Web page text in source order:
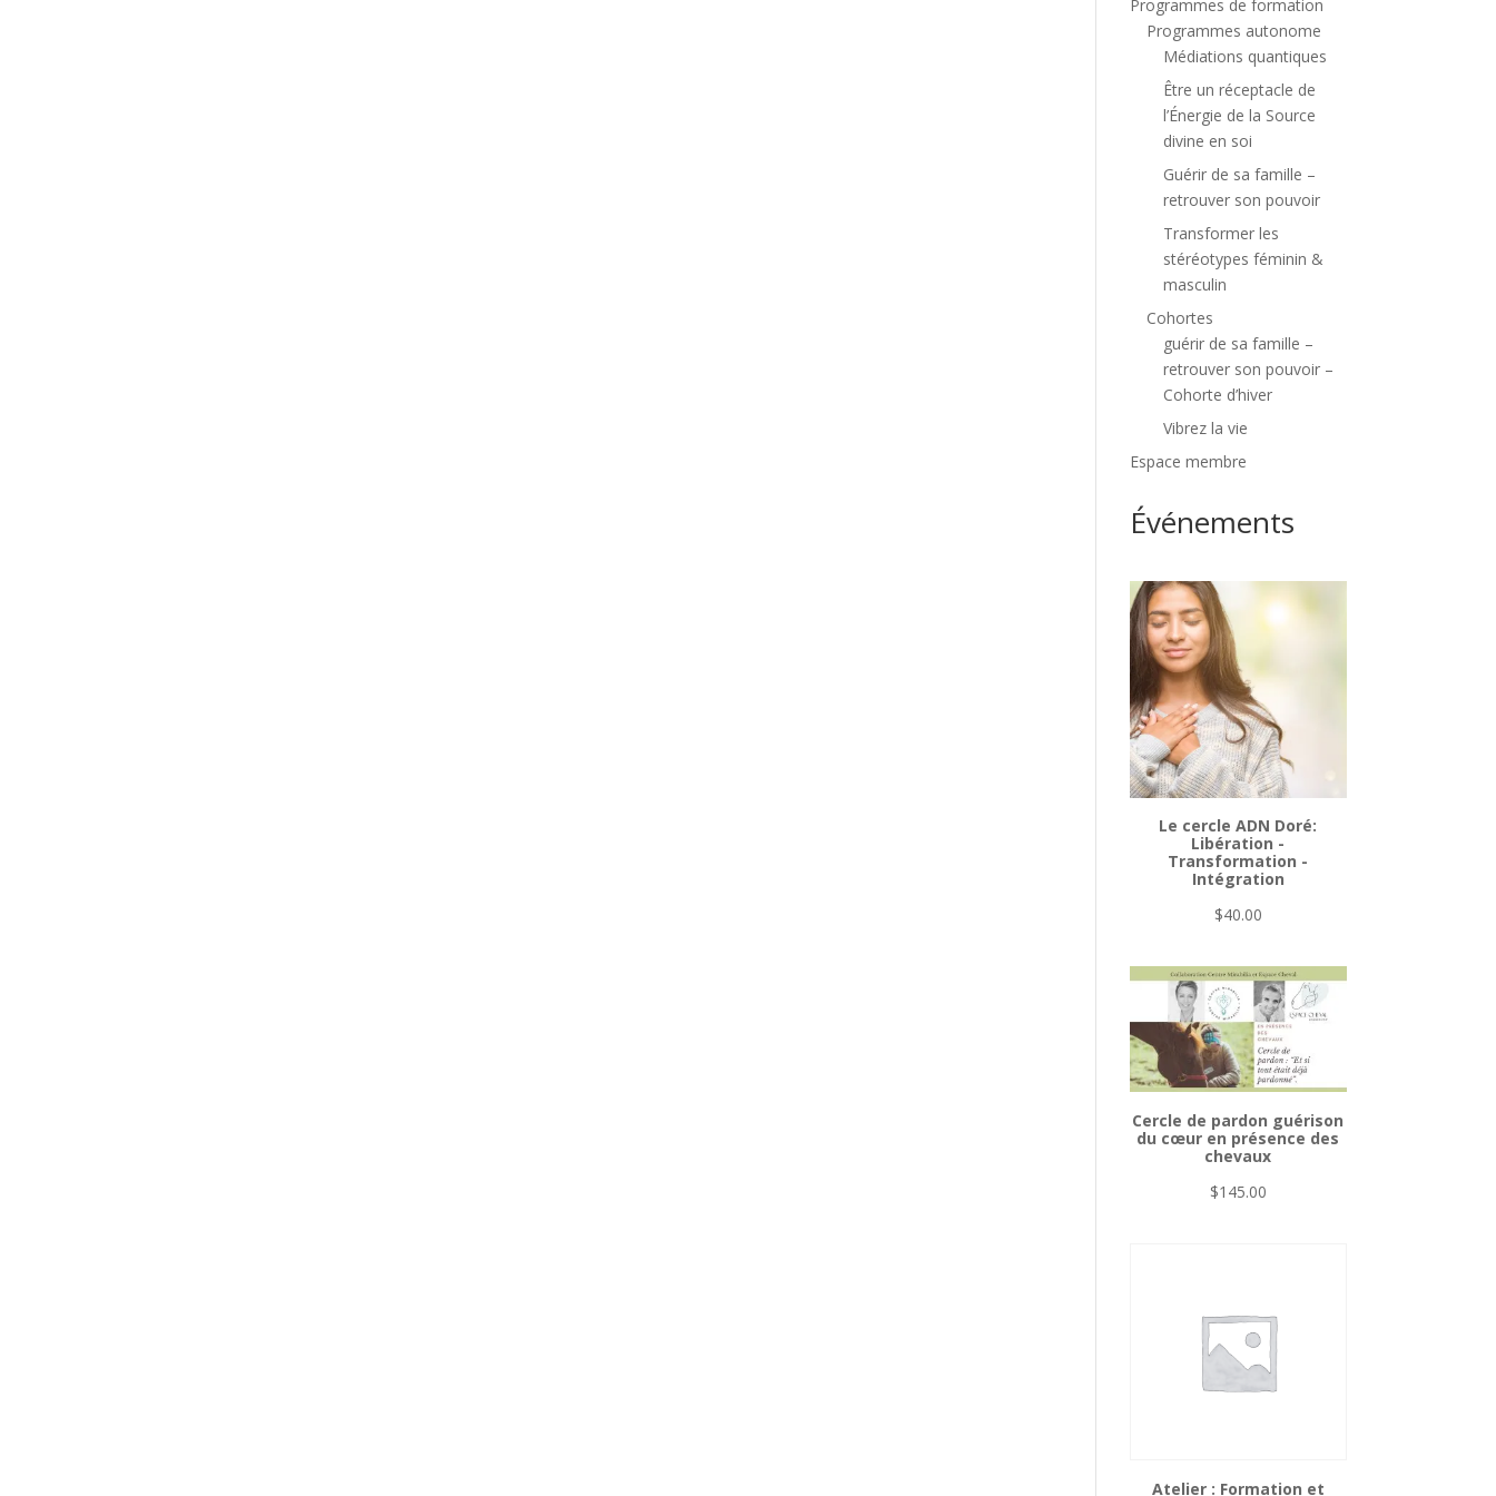
Programmes de formation
Programmes autonome
Médiations quantiques
Être un réceptacle de
l’Énergie de la Source
divine en soi
Guérir de sa famille –
retrouver son pouvoir
Transformer les
stéréotypes féminin &
masculin
Cohortes
guérir de sa famille –
retrouver son pouvoir –
Cohorte d’hiver
Vibrez la vie
Espace membre
Événements
Le cercle ADN Doré:
Libération -
Transformation -
Intégration
$40.00
Cercle de pardon guérison
du cœur en présence des
chevaux
$145.00
Atelier : Formation et